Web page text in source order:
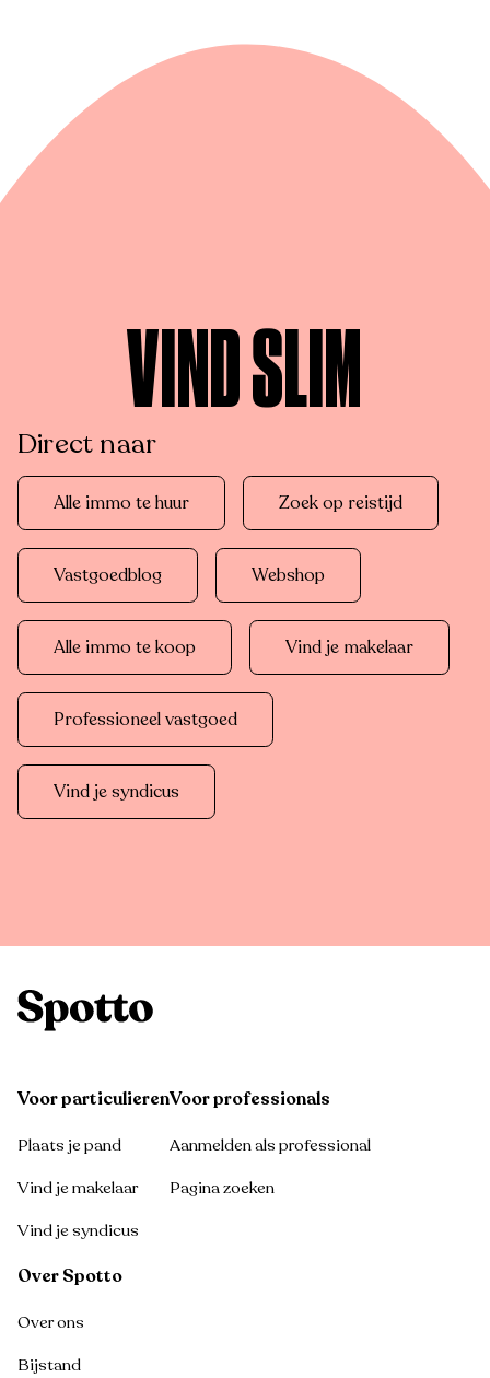
VIND SLIM
Direct naar
Alle immo te huur Zoek op reistijd
Vastgoedblog Webshop
Alle immo te koop Vind je makelaar
Professioneel vastgoed
Vind je syndicus
Voor particulieren
Plaats je pand
Vind je makelaar
Vind je syndicus
Voor professionals
Aanmelden als professional
Pagina zoeken
Over Spotto
Over ons
Bijstand